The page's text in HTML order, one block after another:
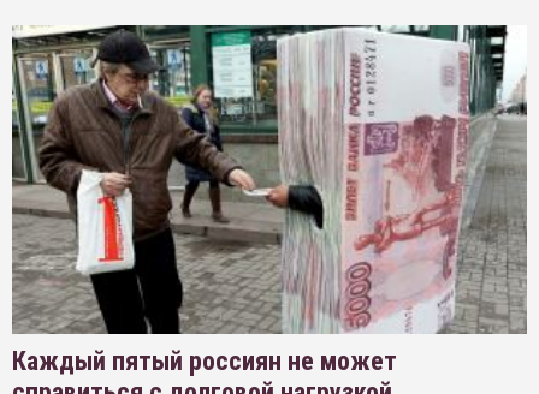
Каждый пятый россиян не может